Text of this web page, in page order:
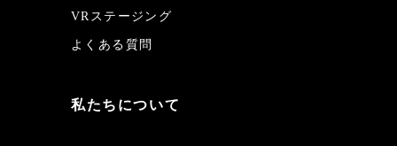
VRステージング
よくある質問
私たちについて